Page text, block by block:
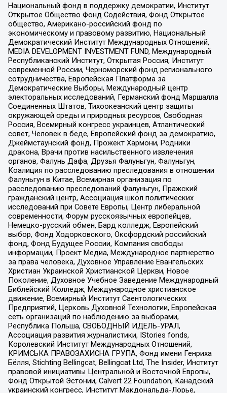
Национальный фонд в поддержку демократии, Институт
Открытое Общество Фонд Содействия, Фонд Открытое
общество, Американо-российский фонд по
экономическому и правовому развитию, Национальный
Демократический Институт Международных Отношений,
MEDIA DEVELOPMENT INVESTMENT FUND, Международный
Республиканский Институт, Открытая Россия, Институт
современной России, Черноморский фонд регионального
сотрудничества, Европейская Платформа за
Демократические Выборы, Международный центр
электоральных исследований, Германский фонд Маршалла
Соединенных Штатов, Тихоокеанский центр защиты
окружающей среды и природных ресурсов, Свободная
Россия, Всемирный конгресс украинцев, Атлантический
совет, Человек в беде, Европейский фонд за демократию,
Джеймстаунский фонд, Прожект Хармони, Родники
дракона, Врачи против насильственного извлечения
органов, Фалунь Дафа, Друзья Фалуньгун, Фалуньгун,
Коалиция по расследованию преследования в отношении
Фалуньгун в Китае, Всемирная организация по
расследованию преследований Фалуньгун, Пражский
гражданский центр, Ассоциация школ политических
исследований при Совете Европы, Центр либеральной
современности, Форум русскоязычных европейцев,
Немецко-русский обмен, Бард колледж, Европейский
выбор, Фонд Ходорковского, Оксфордский российский
фонд, Фонд Будущее России, Компания свободы
информации, Проект Медиа, Международное партнерство
за права человека, Духовное Управление Евангельских
Христиан Украинской Христианской Церкви, Новое
Поколение, Духовное Учебное Заведение Международный
Библейский Колледж, Международное христианское
движение, Всемирный Институт Саентологических
Предприятий, Церковь Духовной Технологии, Европейская
сеть организаций по наблюдению за выборами,
Республика Польша, СВОБОДНЫЙ ИДЕЛЬ-УРАЛ,
Ассоциация развития журналистики, IStories fonds,
Королевский Институт Международных Отношений,
КРИМСЬКА ПРАВОЗАХИСНА ГРУПА, Фонд имени Генриха
Бёлля, Stichting Bellingcat, Bellingcat Ltd, The Insider, Институт
правовой инициативы Центральной и Восточной Европы,
Фонд Открытой Эстонии, Calvert 22 Foundation, Канадский
украинский конгресс, Институт Макдональда-Лорье,